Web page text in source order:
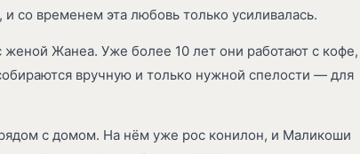
со временем эта любовь только усиливалась.
Жанеа. Уже более 10 лет они работают с кофе,
вручную и только нужной спелости — для
рядом с домом. На нём уже рос конилон, и Маликоши